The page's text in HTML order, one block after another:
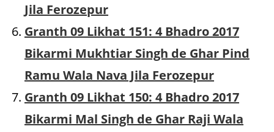
Jila Ferozepur
Granth 09 Likhat 151: 4 Bhadro 2017
Bikarmi Mukhtiar Singh de Ghar Pind
Ramu Wala Nava Jila Ferozepur
Granth 09 Likhat 150: 4 Bhadro 2017
Bikarmi Mal Singh de Ghar Raji Wala